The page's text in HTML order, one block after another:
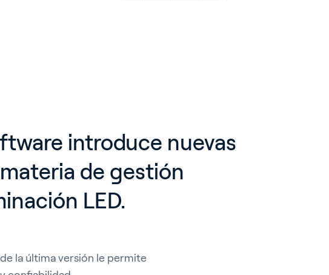
introduce nuevas
de gestión
LED.
la última versión le permite